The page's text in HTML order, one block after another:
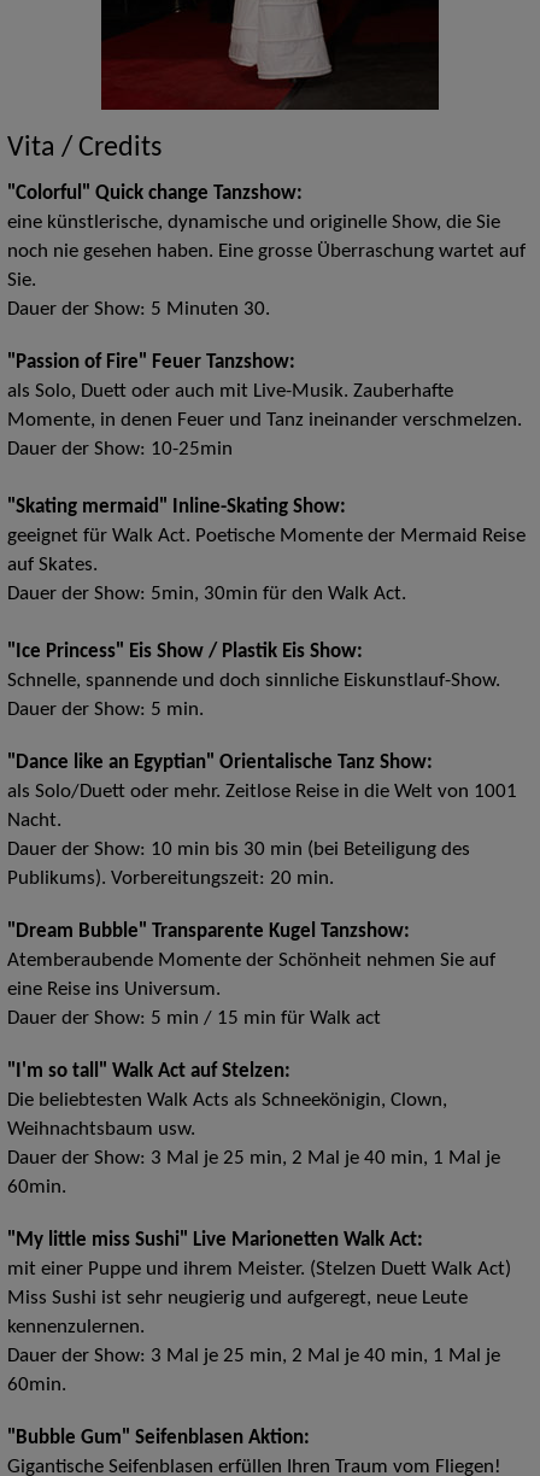
Vita / Credits
"Colorful" Quick change Tanzshow:
eine künstlerische, dynamische und originelle Show, die Sie
noch nie gesehen haben. Eine grosse Überraschung wartet auf
Sie.
Dauer der Show: 5 Minuten 30.
"Passion of Fire" Feuer Tanzshow:
als Solo, Duett oder auch mit Live-Musik. Zauberhafte
Momente, in denen Feuer und Tanz ineinander verschmelzen.
Dauer der Show: 10-25min
"Skating mermaid" Inline-Skating Show:
geeignet für Walk Act. Poetische Momente der Mermaid Reise
auf Skates.
Dauer der Show: 5min, 30min für den Walk Act.
"Ice Princess" Eis Show / Plastik Eis Show:
Schnelle, spannende und doch sinnliche Eiskunstlauf-Show.
Dauer der Show: 5 min.
"Dance like an Egyptian" Orientalische Tanz Show:
als Solo/Duett oder mehr. Zeitlose Reise in die Welt von 1001
Nacht.
Dauer der Show: 10 min bis 30 min (bei Beteiligung des
Publikums). Vorbereitungszeit: 20 min.
"Dream Bubble" Transparente Kugel Tanzshow:
Atemberaubende Momente der Schönheit nehmen Sie auf
eine Reise ins Universum.
Dauer der Show: 5 min / 15 min für Walk act
"I'm so tall" Walk Act auf Stelzen:
Die beliebtesten Walk Acts als Schneekönigin, Clown,
Weihnachtsbaum usw.
Dauer der Show: 3 Mal je 25 min, 2 Mal je 40 min, 1 Mal je
60min.
"My little miss Sushi" Live Marionetten Walk Act:
mit einer Puppe und ihrem Meister. (Stelzen Duett Walk Act)
Miss Sushi ist sehr neugierig und aufgeregt, neue Leute
kennenzulernen.
Dauer der Show: 3 Mal je 25 min, 2 Mal je 40 min, 1 Mal je
60min.
"Bubble Gum" Seifenblasen Aktion:
Gigantische Seifenblasen erfüllen Ihren Traum vom Fliegen!